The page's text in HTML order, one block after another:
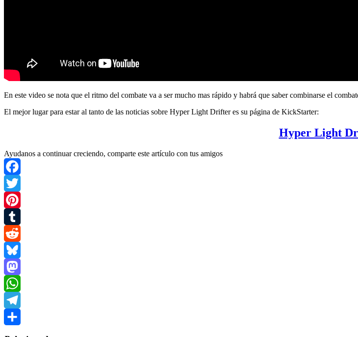
En este video se nota que el ritmo del combate va a ser mucho mas rápido y habrá que saber combinarse el
El mejor lugar para estar al tanto de las noticias sobre Hyper Light Drifter es su página de KickStarter:
Hyper Light
Ayudanos a continuar creciendo, comparte este artículo con tus amigos
Facebook
Twitter
Pinterest
Tumblr
Reddit
Bluesky
Mastodon
WhatsApp
Telegram